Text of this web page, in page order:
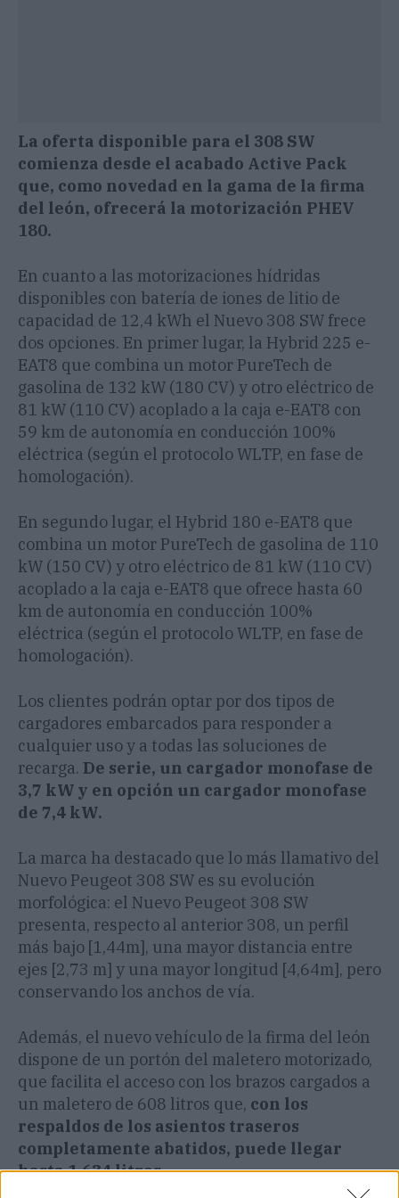
La oferta disponible para el 308 SW
comienza desde el acabado Active Pack
que, como novedad en la gama de la firma
del león, ofrecerá la motorización PHEV
180.
En cuanto a las motorizaciones hídridas
disponibles con batería de iones de litio de
capacidad de 12,4 kWh el Nuevo 308 SW frece
dos opciones. En primer lugar, la Hybrid 225 e-
EAT8 que combina un motor PureTech de
gasolina de 132 kW (180 CV) y otro eléctrico de
81 kW (110 CV) acoplado a la caja e-EAT8 con
59 km de autonomía en conducción 100%
eléctrica (según el protocolo WLTP, en fase de
homologación).
En segundo lugar, el Hybrid 180 e-EAT8 que
combina un motor PureTech de gasolina de 110
kW (150 CV) y otro eléctrico de 81 kW (110 CV)
acoplado a la caja e-EAT8 que ofrece hasta 60
km de autonomía en conducción 100%
eléctrica (según el protocolo WLTP, en fase de
homologación).
Los clientes podrán optar por dos tipos de
cargadores embarcados para responder a
cualquier uso y a todas las soluciones de
recarga. De serie, un cargador monofase de
3,7 kW y en opción un cargador monofase
de 7,4 kW.
La marca ha destacado que lo más llamativo del
Nuevo Peugeot 308 SW es su evolución
morfológica: el Nuevo Peugeot 308 SW
presenta, respecto al anterior 308, un perfil
más bajo [1,44m], una mayor distancia entre
ejes [2,73 m] y una mayor longitud [4,64m], pero
conservando los anchos de vía.
Además, el nuevo vehículo de la firma del león
dispone de un portón del maletero motorizado,
que facilita el acceso con los brazos cargados a
un maletero de 608 litros que, con los
respaldos de los asientos traseros
completamente abatidos, puede llegar
hasta 1.634 litros.